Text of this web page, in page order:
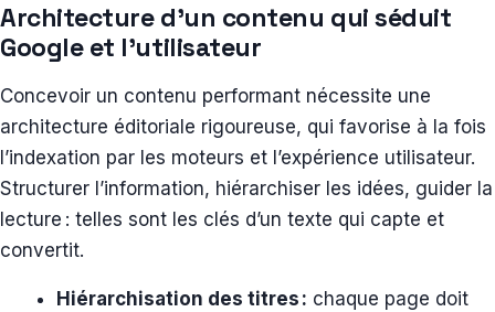
Architecture d’un contenu qui séduit
Google et l’utilisateur
Concevoir un contenu performant nécessite une
architecture éditoriale rigoureuse, qui favorise à la fois
l’indexation par les moteurs et l’expérience utilisateur.
Structurer l’information, hiérarchiser les idées, guider la
lecture : telles sont les clés d’un texte qui capte et
convertit.
Hiérarchisation des titres : chaque page doit